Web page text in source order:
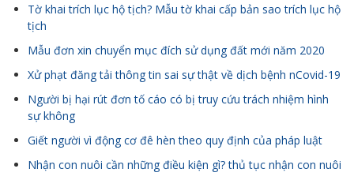
Tờ khai trích lục hộ tịch? Mẫu tờ khai cấp bản sao trích lục hộ
tịch
Mẫu đơn xin chuyển mục đích sử dụng đất mới năm 2020
Xử phạt đăng tải thông tin sai sự thật về dịch bệnh nCovid-19
Người bị hại rút đơn tố cáo có bị truy cứu trách nhiệm hình
sự không
Giết người vì động cơ đê hèn theo quy định của pháp luật
Nhận con nuôi cần những điều kiện gì? thủ tục nhận con nuôi